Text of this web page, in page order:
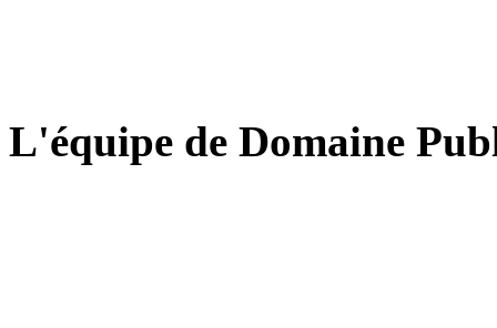
L'équipe de Domaine